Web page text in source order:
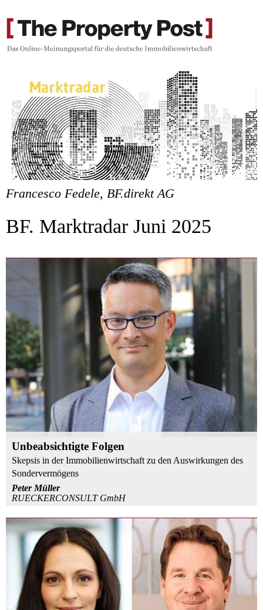
Francesco Fedele, BF.direkt AG
BF. Marktradar Juni 2025
Unbeabsichtigte Folgen
Skepsis in der Immobilienwirtschaft zu den Auswirkungen des
Sondervermögens
Peter Müller
RUECKERCONSULT GmbH